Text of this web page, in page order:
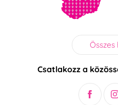
Összes
Csatlakozz a